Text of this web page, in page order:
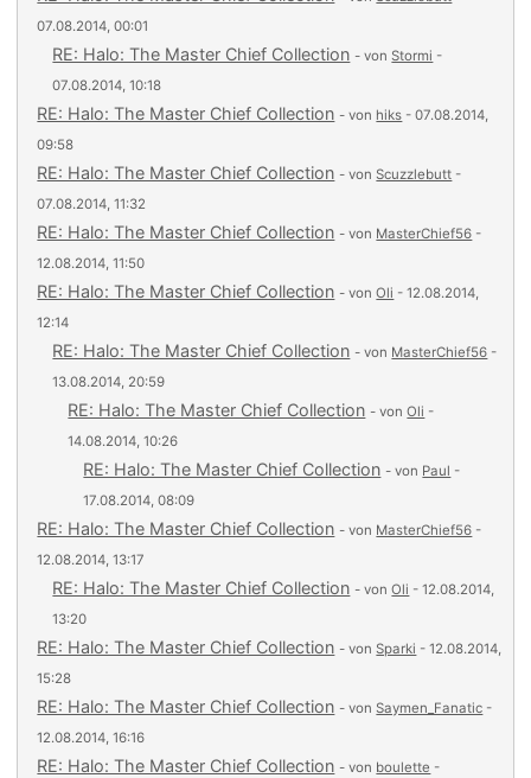
07.08.2014, 00:01
RE: Halo: The Master Chief Collection - vonStormi -
07.08.2014, 10:18
RE: Halo: The Master Chief Collection - von hiks - 07.08.2014,
09:58
RE: Halo: The Master Chief Collection - vonScuzzlebutt -
07.08.2014, 11:32
RE: Halo: The Master Chief Collection - von MasterChief56 -
12.08.2014, 11:50
RE: Halo: The Master Chief Collection - vonOli - 12.08.2014,
12:14
RE: Halo: The Master Chief Collection - von MasterChief56 -
13.08.2014, 20:59
RE: Halo: The Master Chief Collection - vonOli -
14.08.2014, 10:26
RE: Halo: The Master Chief Collection - von Paul -
17.08.2014, 08:09
RE: Halo: The Master Chief Collection - von MasterChief56 -
12.08.2014, 13:17
RE: Halo: The Master Chief Collection - vonOli - 12.08.2014,
13:20
RE: Halo: The Master Chief Collection - vonSparki - 12.08.2014,
15:28
RE: Halo: The Master Chief Collection - vonSaymen_Fanatic -
12.08.2014, 16:16
RE: Halo: The Master Chief Collection - von boulette -